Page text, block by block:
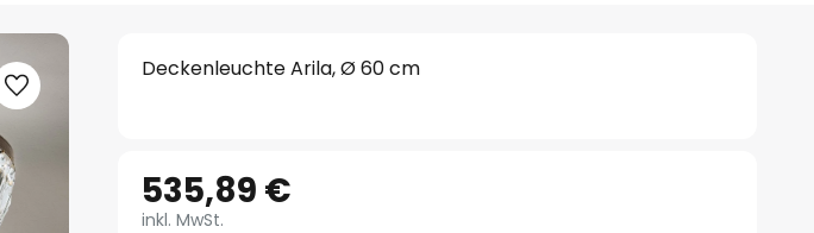
Deckenleuchte Arila, Ø 60 cm
535,89 €
inkl. MwSt.